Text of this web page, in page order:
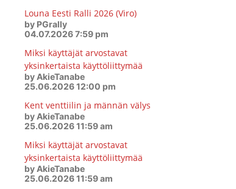
Louna Eesti Ralli 2026 (Viro)
by PGrally
04.07.2026 7:59 pm
Miksi käyttäjät arvostavat
yksinkertaista käyttöliittymää
by AkieTanabe
25.06.2026 12:00 pm
Kent venttiilin ja männän välys
by AkieTanabe
25.06.2026 11:59 am
Miksi käyttäjät arvostavat
yksinkertaista käyttöliittymää
by AkieTanabe
25.06.2026 11:59 am